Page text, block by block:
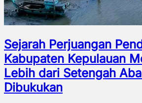
Sejarah Perjuangan
Kabupaten Kepulauan
Lebih dari Setengah
Dibukukan